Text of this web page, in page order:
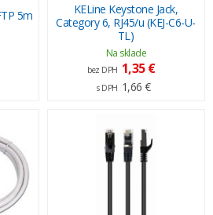
5m
KELine Keystone Jack,
Category 6, RJ45/u (KEJ-C6-U-
TL)
Na sklade
bez DPH 1,35 €
s DPH 1,66 €